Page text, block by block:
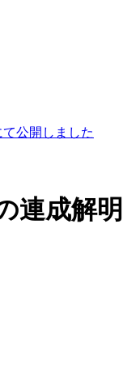
公開しました
連成解